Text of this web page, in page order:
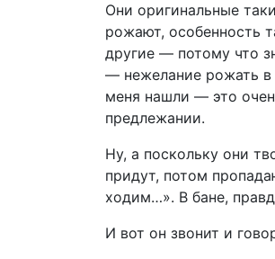
Они оригинальные
рожают, особенность
другие — потому что
— нежелание рожать в
меня нашли — это
предлежании.
Ну, а поскольку они
придут, потом
ходим…». В бане,
И вот он звонит и